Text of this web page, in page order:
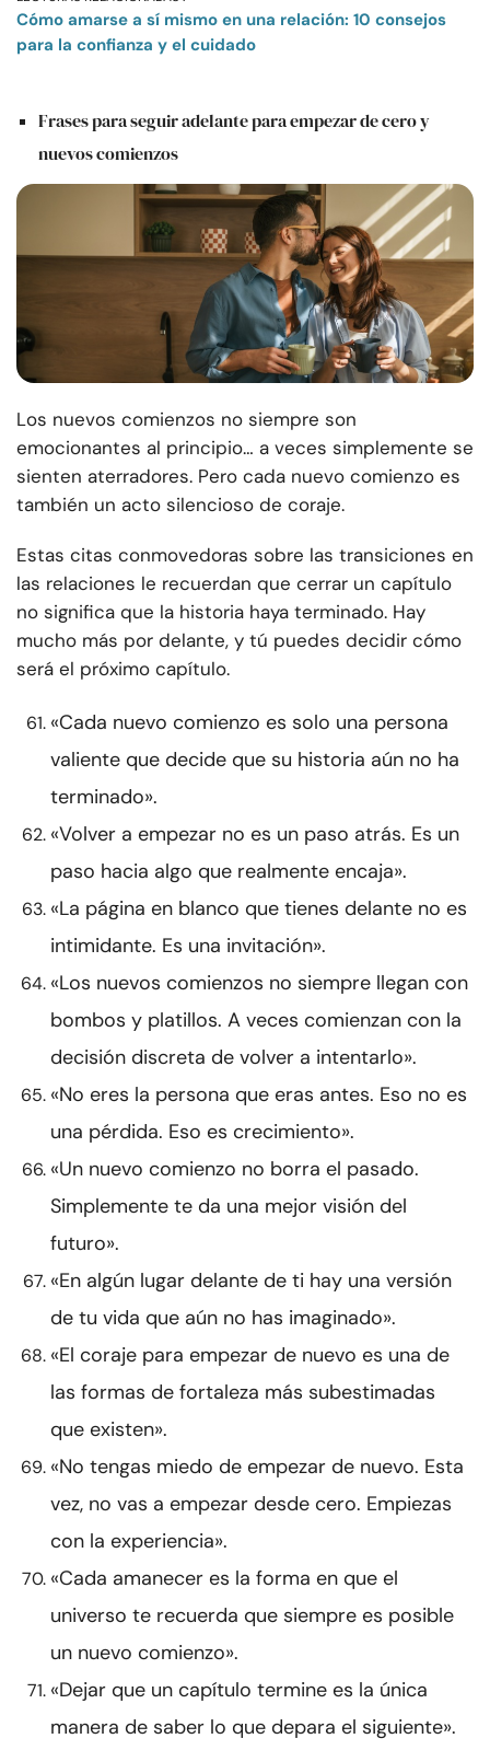
Cómo amarse a sí mismo en una relación: 10 consejos
para la confianza y el cuidado
Frases para seguir adelante para empezar de cero y
nuevos comienzos
Los nuevos comienzos no siempre son
emocionantes al principio… a veces simplemente se
sienten aterradores. Pero cada nuevo comienzo es
también un acto silencioso de coraje.
Estas citas conmovedoras sobre las transiciones en
las relaciones le recuerdan que cerrar un capítulo
no significa que la historia haya terminado. Hay
mucho más por delante, y tú puedes decidir cómo
será el próximo capítulo.
«Cada nuevo comienzo es solo una persona
valiente que decide que su historia aún no ha
terminado».
«Volver a empezar no es un paso atrás. Es un
paso hacia algo que realmente encaja».
«La página en blanco que tienes delante no es
intimidante. Es una invitación».
«Los nuevos comienzos no siempre llegan con
bombos y platillos. A veces comienzan con la
decisión discreta de volver a intentarlo».
«No eres la persona que eras antes. Eso no es
una pérdida. Eso es crecimiento».
«Un nuevo comienzo no borra el pasado.
Simplemente te da una mejor visión del
futuro».
«En algún lugar delante de ti hay una versión
de tu vida que aún no has imaginado».
«El coraje para empezar de nuevo es una de
las formas de fortaleza más subestimadas
que existen».
«No tengas miedo de empezar de nuevo. Esta
vez, no vas a empezar desde cero. Empiezas
con la experiencia».
«Cada amanecer es la forma en que el
universo te recuerda que siempre es posible
un nuevo comienzo».
«Dejar que un capítulo termine es la única
manera de saber lo que depara el siguiente».